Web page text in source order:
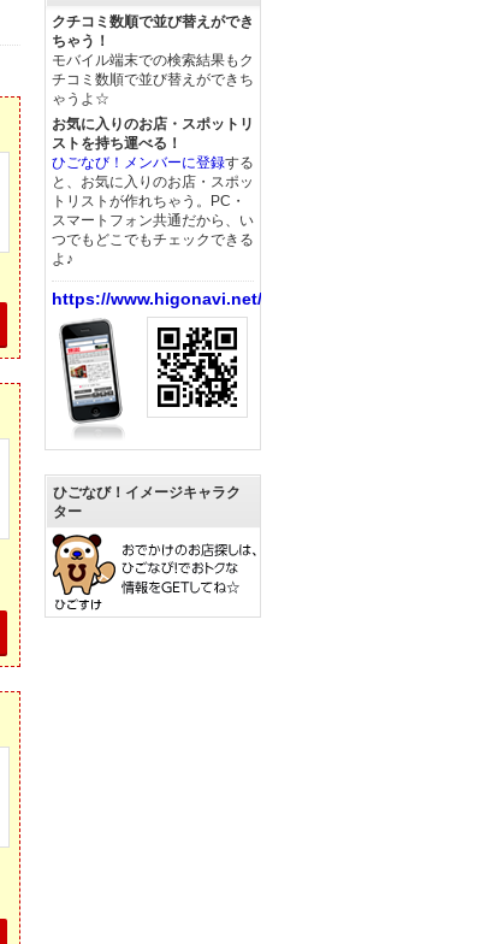
クチコミ数順で並び替えができ
ちゃう！
モバイル端末での検索結果もク
チコミ数順で並び替えができち
ゃうよ☆
お気に入りのお店・スポットリ
ストを持ち運べる！
ひごなび！メンバーに登録する
と、お気に入りのお店・スポッ
トリストが作れちゃう。PC・
スマートフォン共通だから、い
つでもどこでもチェックできる
よ♪
https://www.higonavi.net/
ひごなび！イメージキャラク
ター